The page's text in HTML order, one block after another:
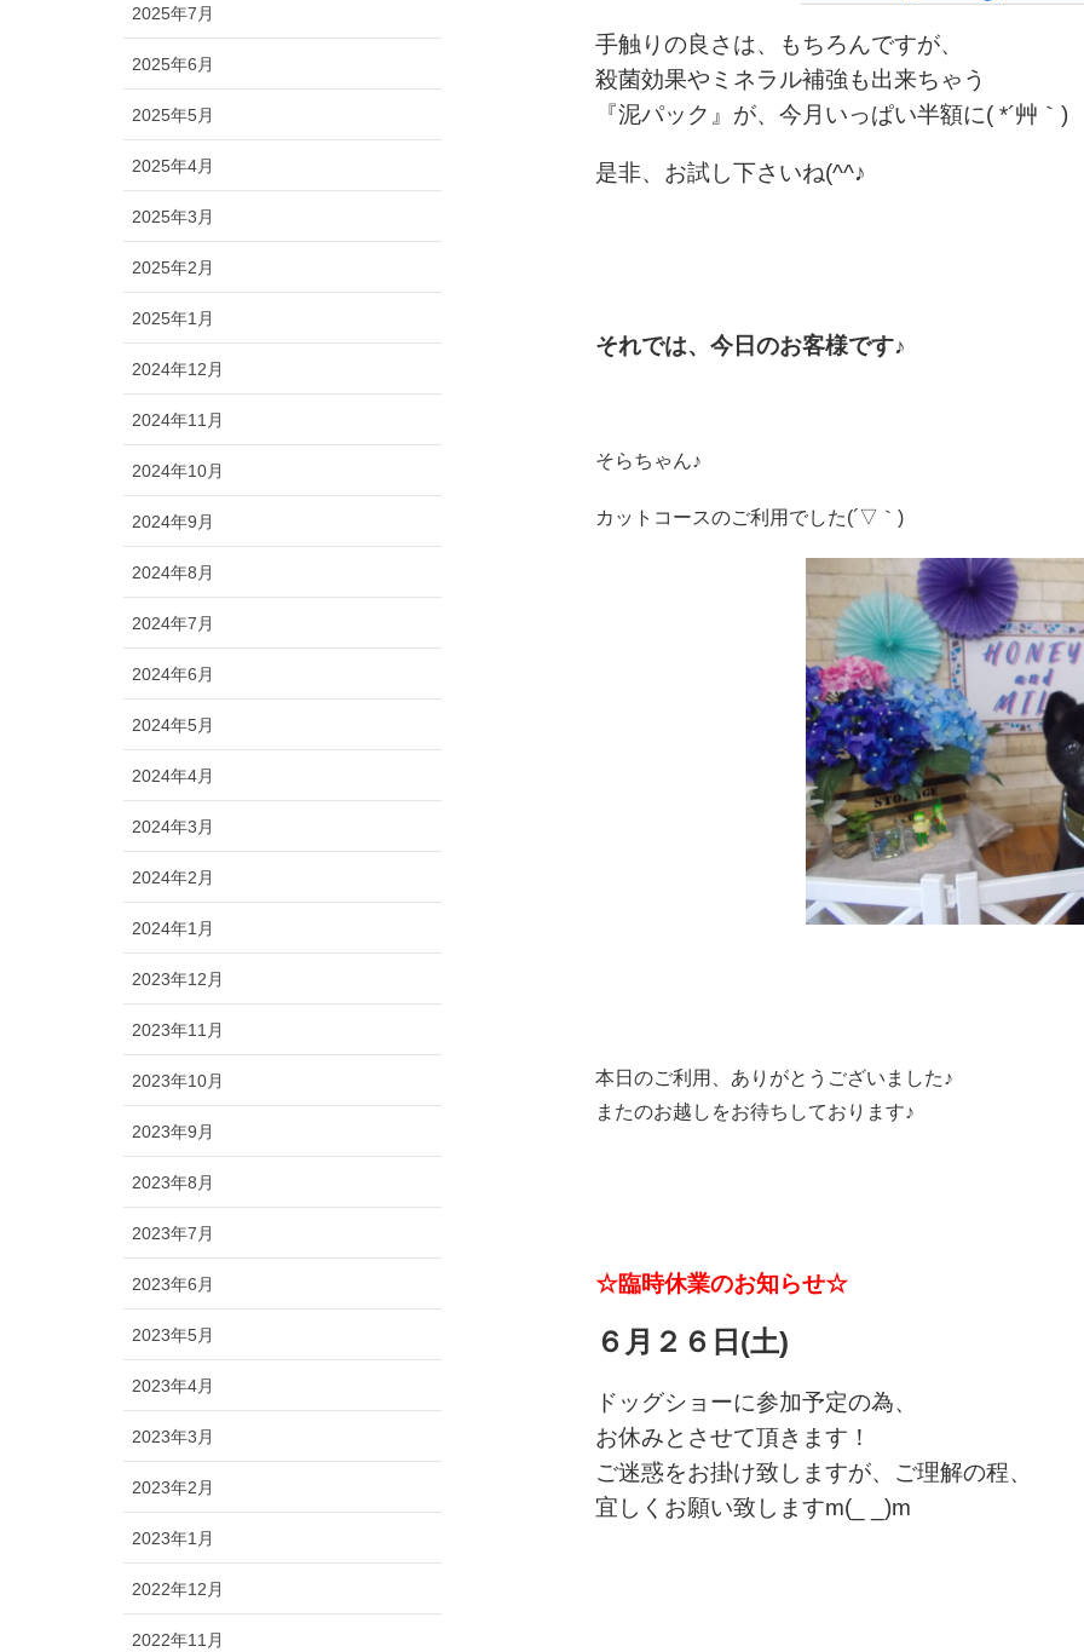
手触りの良さは、もちろんですが、
殺菌効果やミネラル補強も出来ちゃう
『泥パック』が、今月いっぱい半額に( *´艸｀)
是非、お試し下さいね(^^♪
それでは、今日のお客様です♪
そらちゃん♪
カットコースのご利用でした(´▽｀)
本日のご利用、ありがとうございました♪
またのお越しをお待ちしております♪
☆臨時休業のお知らせ☆
６月２６日(土)
ドッグショーに参加予定の為、
お休みとさせて頂きます！
ご迷惑をお掛け致しますが、ご理解の程、
宜しくお願い致しますm(_ _)m
2025年7月
2025年6月
2025年5月
2025年4月
2025年3月
2025年2月
2025年1月
2024年12月
2024年11月
2024年10月
2024年9月
2024年8月
2024年7月
2024年6月
2024年5月
2024年4月
2024年3月
2024年2月
2024年1月
2023年12月
2023年11月
2023年10月
2023年9月
2023年8月
2023年7月
2023年6月
2023年5月
2023年4月
2023年3月
2023年2月
2023年1月
2022年12月
2022年11月